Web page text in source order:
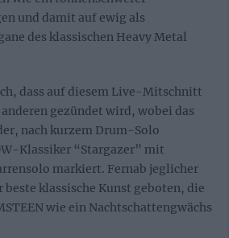
und damit auf ewig als
des klassischen Heavy Metal
dass auf diesem Live-Mitschnitt
anderen gezündet wird, wobei das
nach kurzem Drum-Solo
Klassiker “Stargazer” mit
markiert. Fernab jeglicher
klassische Kunst geboten, die
wie ein Nachtschattengwächs